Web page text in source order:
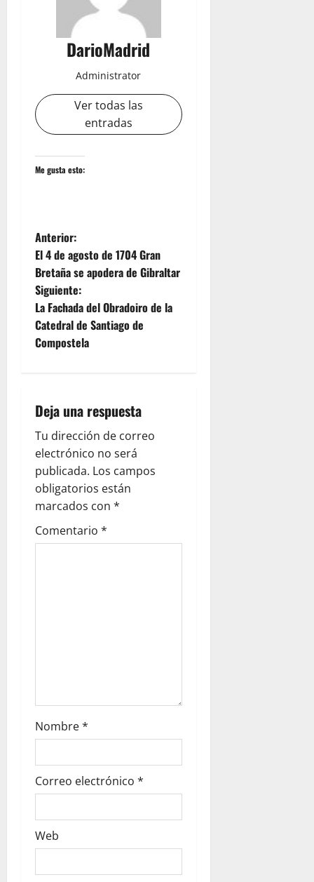
DarioMadrid
Administrator
Ver todas las
entradas
Me gusta esto:
N
a
v
e
c
i
ó
n
d
a
d
a
s
Anterior:
El 4 de agosto de 1704 Gran
Bretaña se apodera de Gibraltar
Siguiente:
La Fachada del Obradoiro de la
Catedral de Santiago de
Compostela
Deja una respuesta
Tu dirección de correo
electrónico no será
publicada. Los campos
obligatorios están
marcados con *
Comentario *
Nombre*
Correo electrónico *
Web